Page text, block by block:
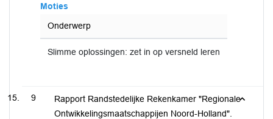
Moties
Onderwerp
Slimme oplossingen: zet in op versneld leren
9
Rapport Randstedelijke Rekenkamer "Regionale
Ontwikkelingsmaatschappijen Noord-Holland".